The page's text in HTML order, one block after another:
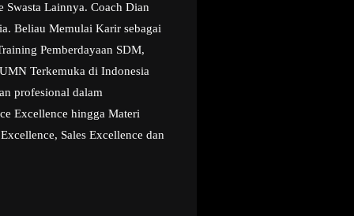
Swasta Lainnya. Coach Dian
Beliau Memulai Karir sebagai
Pemberdayaan SDM,
Terkemuka di Indonesia
profesional dalam
Excellence hingga Materi
Sales Excellence dan